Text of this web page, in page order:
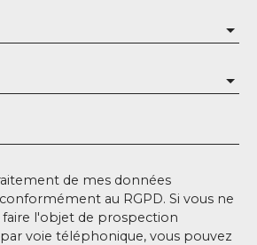
de mes données
au RGPD. Si vous ne
faire l'objet de prospection
voie téléphonique, vous pouvez